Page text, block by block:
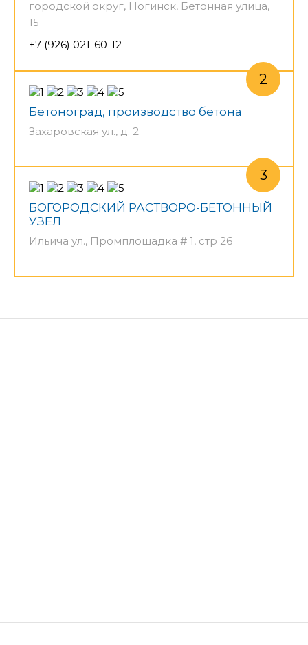
городской округ, Ногинск, Бетонная улица,
15
+7 (926) 021-60-12
Бетоноград, производство бетона
Захаровская ул., д. 2
БОГОРОДСКИЙ РАСТВОРО-БЕТОННЫЙ
УЗЕЛ
Ильича ул., Промплощадка # 1, стр 26